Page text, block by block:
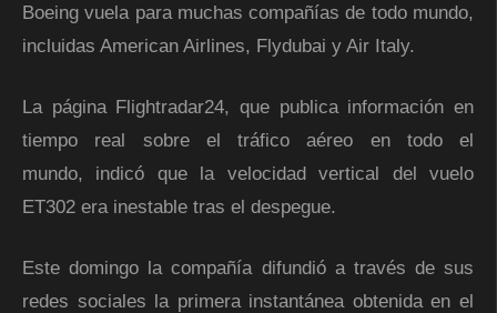
Boeing vuela para muchas compañías de todo mundo,
incluidas American Airlines, Flydubai y Air Italy.
La página Flightradar24, que publica información en
tiempo real sobre el tráfico aéreo en todo el
mundo, indicó que la velocidad vertical del vuelo
ET302 era inestable tras el despegue.
Este domingo la compañía difundió a través de sus
redes sociales la primera instantánea obtenida en el